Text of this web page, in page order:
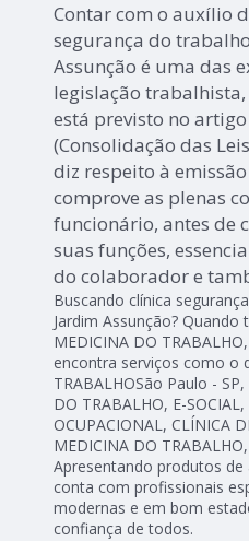
Contar com o auxílio
segurança do
Assunção é uma das
legislação
está previsto no artigo
(Consolidação das
diz respeito à
comprove as plenas
funcionário, antes de
suas funções,
do colaborador e
Buscando clínica
Jardim Assunção? Quando
MEDICINA DO
encontra serviços como o
TRABALHOSão Paulo -
DO TRABALHO, E-
OCUPACIONAL, CLÍNICA
MEDICINA DO
Apresentando produtos
conta com profissionais
modernas e em bom
confiança de todos.